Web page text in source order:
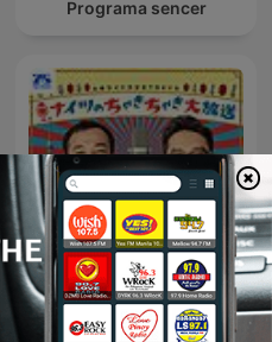
Programa sencer
ナイツのちゃきちゃき大放
送